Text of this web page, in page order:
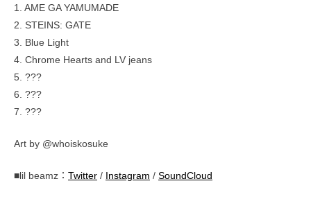
1. AME GA YAMUMADE
2. STEINS: GATE
3. Blue Light
4. Chrome Hearts and LV jeans
5. ???
6. ???
7. ???
Art by @whoiskosuke
■lil beamz： Twitter / Instagram / SoundCloud